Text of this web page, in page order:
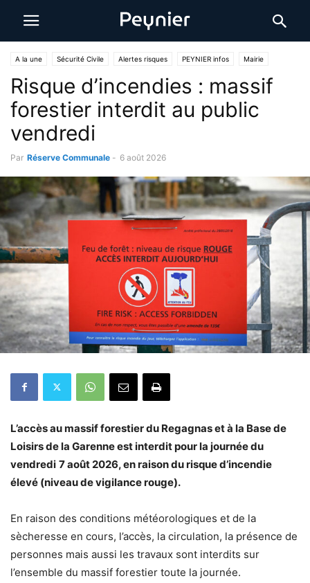
A la une Sécurité Civile Alertes risques PEYNIER infos Mairie
Risque d’incendies : massif
forestier interdit au public
vendredi
Par Réserve Communale - 6 août 2026
L’accès au massif forestier du Regagnas et à la Base de
Loisirs de la Garenne est interdit pour la journée du
vendredi 7 août 2026, en raison du risque d’incendie
élevé (niveau de vigilance rouge).
En raison des conditions météorologiques et de la
sècheresse en cours, l’accès, la circulation, la présence de
personnes mais aussi les travaux sont interdits sur
l’ensemble du massif forestier toute la journée.